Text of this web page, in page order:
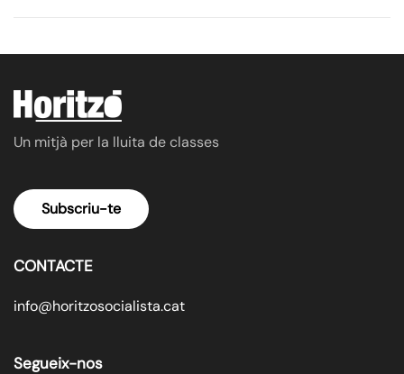
Un mitjà per la lluita de classes
Subscriu-te
CONTACTE
info@horitzosocialista.cat
Segueix-nos